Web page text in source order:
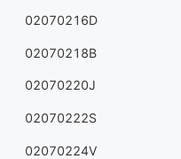
02070216D
02070218B
02070220J
02070222S
02070224V